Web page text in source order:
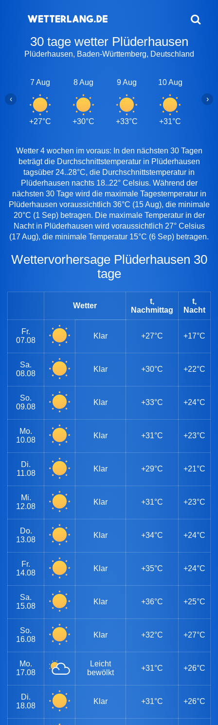
30 tage wetter Plüderhausen
Plüderhausen, Baden-Württemberg, Deutschland
7 Aug
+27°C
8 Aug
+30°C
9 Aug
+33°C
10 Aug
+31°C
‹ ›
Wetter 4 wochen im voraus: In den nächsten 30 Tagen
beträgt die Durchschnittstemperatur in Plüderhausen
tagsüber 24..28°C, die Durchschnittstemperatur in
Plüderhausen nachts 18..22° Celsius. Während der
nächsten 30 Tage wird die maximale Tagestemperatur in
Plüderhausen voraussichtlich 36°C (15 Aug), die minimale
20°C (1 Sep) betragen. Die maximale Temperatur in der
Nacht in Plüderhausen wird voraussichtlich 27° Celsius
(17 Aug), die minimale Temperatur 15°C (6 Sep) betragen.
Wettervorhersage Plüderhausen 30
tage
Wetter
t,
Nachmittag
t,
Nacht
Fr.
07.08
Klar +27°C +17°C
Sa.
08.08
Klar +30°C +22°C
So.
09.08
Klar +33°C +24°C
Mo.
10.08
Klar +31°C +23°C
Di.
11.08
Klar +29°C +21°C
Mi.
12.08
Klar +31°C +23°C
Do.
13.08
Klar +34°C +24°C
Fr.
14.08
Klar +35°C +24°C
Sa.
15.08
Klar +36°C +25°C
So.
16.08
Klar +32°C +27°C
Mo.
17.08
Leicht
bewölkt
+31°C +26°C
Di.
18.08
Klar +31°C +26°C